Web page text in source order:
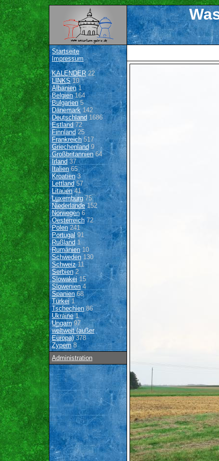
Startseite
Impressum
KALENDER22
LINKS10
Albanien1
Belgien164
Bulgarien 5
Dänemark142
Deutschland 1686
Estland 72
Finnland 25
Frankreich517
Griechenland9
Großbritannien64
Irland 37
Italien65
Kroatien3
Lettland57
Litauen41
Luxemburg 75
Niederlande152
Norwegen6
Oesterreich72
Polen 241
Portugal91
Rußland 1
Rumänien10
Schweden 130
Schweiz11
Serbien2
Slowakei15
Slowenien4
Spanien68
Türkei1
Tschechien 86
Ukraine1
Ungarn97
weltweit (außer
Europa)378
Zypern8
Administration